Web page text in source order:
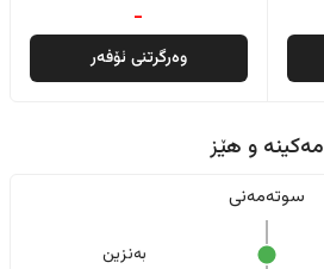
-
وەرگرتنی ئۆفەر
مەکینە و هێز
سوتەمەنی
بەنزین